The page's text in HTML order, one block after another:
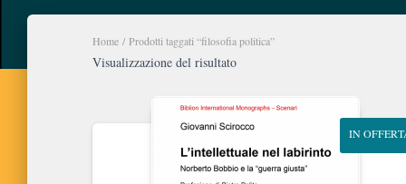
Home / Prodotti taggati “filosofia politica”
Visualizzazione del risultato
IN